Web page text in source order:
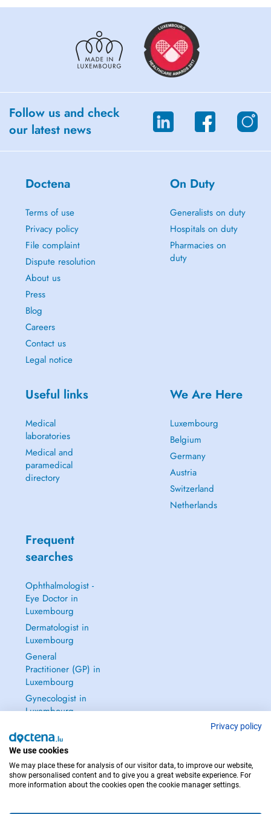
Follow us and check
our latest news
Doctena
Terms of use
Privacy policy
File complaint
Dispute resolution
About us
Press
Blog
Careers
Contact us
Legal notice
On Duty
Generalists on duty
Hospitals on duty
Pharmacies on
duty
Useful links
Medical
laboratories
Medical and
paramedical
directory
We Are Here
Luxembourg
Belgium
Germany
Austria
Switzerland
Netherlands
Frequent
searches
Ophthalmologist -
Eye Doctor in
Luxembourg
Dermatologist in
Luxembourg
General
Practitioner (GP) in
Luxembourg
Gynecologist in
Luxembourg
IN CASE OF EMERGENCIES, PLEASE CONTACT : 112
Privacy policy
We use cookies
We may place these for analysis of our visitor data, to improve our website,
show personalised content and to give you a great website experience. For
more information about the cookies open the cookie manager settings.